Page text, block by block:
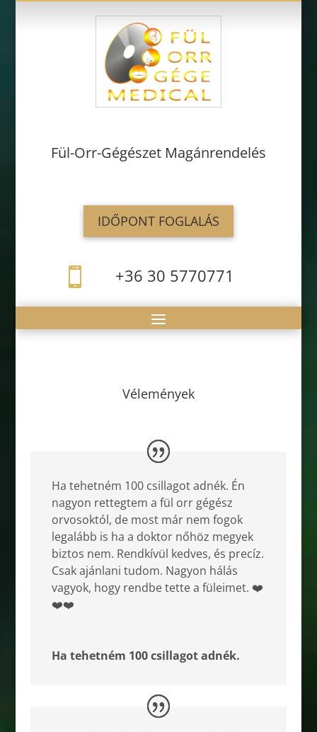
Fül-Orr-Gégészet Magánrendelés
IDŐPONT FOGLALÁS
 +36 30 5770771
Vélemények
Ha tehetném 100 csillagot adnék. Én
nagyon rettegtem a fül orr gégész
orvosoktól, de most már nem fogok
legalább is ha a doktor nőhöz megyek
biztos nem. Rendkívül kedves, és precíz.
Csak ajánlani tudom. Nagyon hálás
vagyok, hogy rendbe tette a füleimet. ❤️
❤️❤️
Ha tehetném 100 csillagot adnék.